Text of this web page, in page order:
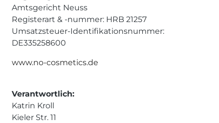
Amtsgericht Neuss
Registerart & -nummer: HRB 21257
Umsatzsteuer-Identifikationsnummer:
DE335258600
www.no-cosmetics.de
Verantwortlich:
Katrin Kroll
Kieler Str. 11